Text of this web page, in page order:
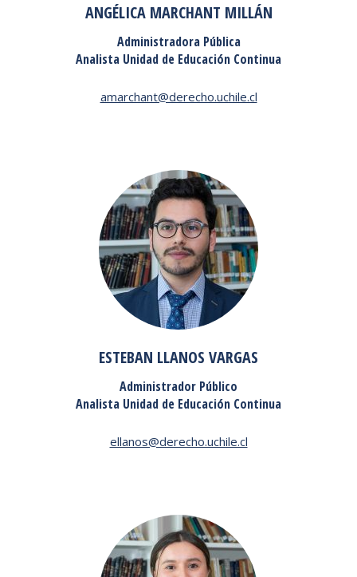
ANGÉLICA MARCHANT MILLÁN
Administradora Pública
Analista Unidad de Educación Continua
amarchant@derecho.uchile.cl
ESTEBAN LLANOS VARGAS
Administrador Público
Analista Unidad de Educación Continua
ellanos@derecho.uchile.cl